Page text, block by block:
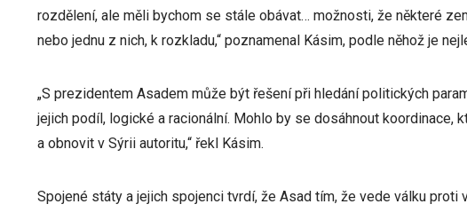
rozdělení, ale měli bychom se stále obávat… možnosti, že některé
nebo jednu z nich, k rozkladu,“ poznamenal Kásim, podle něhož je
„S prezidentem Asadem může být řešení při hledání politických
jejich podíl, logické a racionální. Mohlo by se dosáhnout koordinace,
a obnovit v Sýrii autoritu,“ řekl Kásim.
Spojené státy a jejich spojenci tvrdí, že Asad tím, že vede válku proti